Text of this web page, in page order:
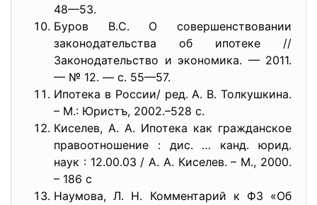
48—53.
Буров В.С. О совершенствовании
законодательства об ипотеке //
Законодательство и экономика. — 2011.
— № 12. — с. 55—57.
Ипотека в России/ ред. А. В. Толкушкина.
– М.: Юристъ, 2002.–528 с.
Киселев, А. А. Ипотека как гражданское
правоотношение : дис. … канд. юрид.
наук : 12.00.03 / А. А. Киселев. – М., 2000.
– 186 с
Наумова, Л. Н. Комментарий к ФЗ «Об